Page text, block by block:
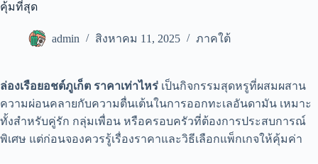
คุ้มที่สุด
admin สิงหาคม 11, 2025 ภาคใต้
ล่องเรือยอชต์ภูเก็ต ราคาเท่าไหร่ เป็นกิจกรรมสุดหรูที่ผสมผสาน
ความผ่อนคลายกับความตื่นเต้นในการออกทะเลอันดามัน เหมาะ
ทั้งสำหรับคู่รัก กลุ่มเพื่อน หรือครอบครัวที่ต้องการประสบการณ์
พิเศษ แต่ก่อนจองควรรู้เรื่องราคาและวิธีเลือกแพ็กเกจให้คุ้มค่า